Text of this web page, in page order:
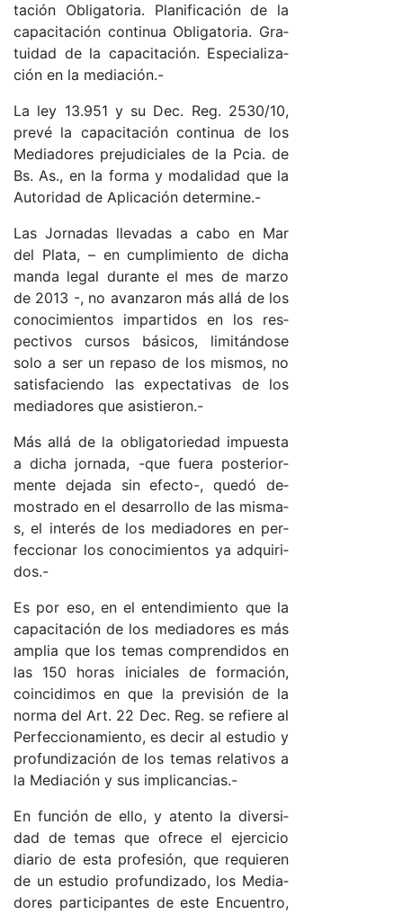
ta­ción Obli­ga­to­ria. Pla­ni­fi­ca­ción de la
ca­pa­ci­ta­ción con­ti­nua Obli­ga­to­ria. Gra­
tui­dad de la ca­pa­ci­ta­ció­n. Es­pe­cia­li­za­
ción en la me­dia­ció­n.-
La ley 13.951 y su De­c. Re­g. 2530/10,
pre­vé la ca­pa­ci­ta­ción con­ti­nua de los
Me­dia­do­res pre­ju­di­cia­les de la Pcia. de
Bs. As., en la for­ma y mo­da­li­dad que la
Au­to­ri­dad de Apli­ca­ción de­ter­mi­ne.-
Las Jor­na­das lle­va­das a ca­bo en Mar
del Pla­ta, – en cum­pli­mien­to de di­cha
man­da le­gal du­ran­te el mes de mar­zo
de 2013 -, no avan­za­ron más allá de los
co­no­ci­mien­tos im­par­ti­dos en los res­
pec­ti­vos cur­sos bá­si­co­s, li­mi­tán­do­se
so­lo a ser un re­pa­so de los mis­mo­s, no
sa­tis­fa­cien­do las ex­pec­ta­ti­vas de los
me­dia­do­res que asis­tie­ro­n.-
Más allá de la obli­ga­to­rie­dad im­pues­ta
a di­cha jor­na­da, -que fue­ra pos­te­rior­
men­te de­ja­da sin efec­to­-, que­dó de­
mos­tra­do en el de­sa­rro­llo de las mis­ma­
s, el in­te­rés de los me­dia­do­res en per­
fec­cio­nar los co­no­ci­mien­tos ya ad­qui­ri­
do­s.-
Es por eso, en el en­ten­di­mien­to que la
ca­pa­ci­ta­ción de los me­dia­do­res es más
am­plia que los te­mas com­pren­di­dos en
las 150 ho­ras ini­cia­les de for­ma­ció­n,
coin­ci­di­mos en que la pre­vi­sión de la
nor­ma del Ar­t. 22 De­c. Re­g. se re­fie­re al
Per­fec­cio­na­mien­to, es de­cir al es­tu­dio y
pro­fun­di­za­ción de los te­mas re­la­ti­vos a
la Me­dia­ción y sus im­pli­can­cia­s.-
En fun­ción de ello, y aten­to la di­ver­si­
dad de te­mas que ofre­ce el ejer­ci­cio
dia­rio de es­ta pro­fe­sió­n, que re­quie­ren
de un es­tu­dio pro­fun­di­za­do, los Me­dia­
do­res par­ti­ci­pan­tes de es­te En­cuen­tro,